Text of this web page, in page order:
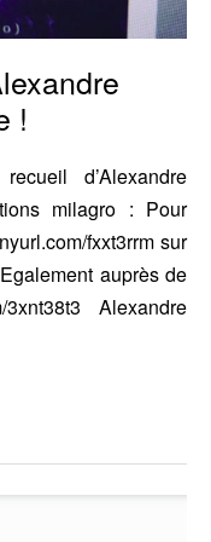
!
d’Alexandre
milagro : Pour
fxxt3rrm sur
auprès de
Alexandre